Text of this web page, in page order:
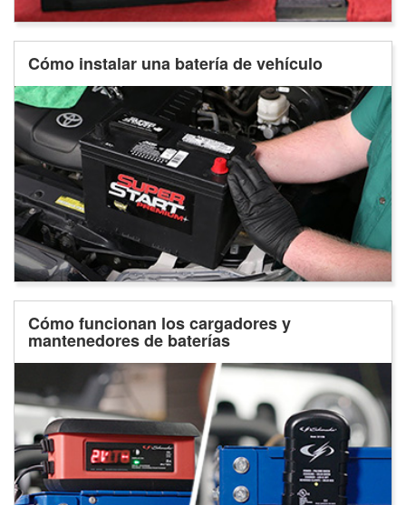
Cómo instalar una batería de vehículo
Cómo funcionan los cargadores y
mantenedores de baterías